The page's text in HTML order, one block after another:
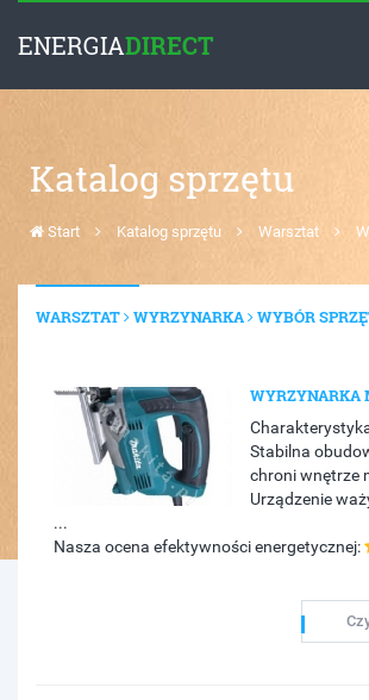
ENERGIADIRECT
Katalog sprzętu
Start Katalog sprzętu Warsztat
WARSZTAT WYRZYNARKA WYBÓR
WYRZYNARKA
Stabilna
chroni wnętrze
Urządzenie
...
Nasza ocena efektywności energetycznej: